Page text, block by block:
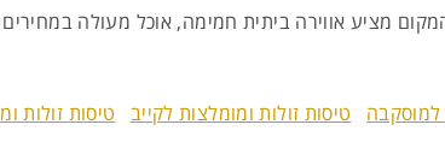
מציע אווירה ביתית חמימה, אוכל מעולה במחירים
למוסקבה טיסות זולות ומומלצות לקייב טיסות זולות